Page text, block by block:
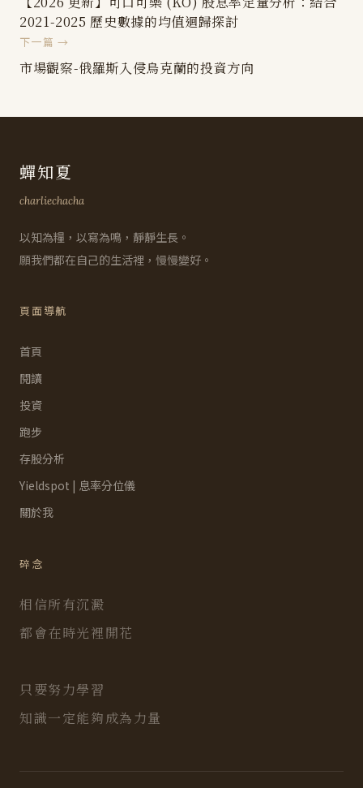
2021-2025 歷史數據的均值迴歸探討
下一篇 →
市場觀察-俄羅斯入侵烏克蘭的投資方向
蟬知夏
charliechacha
以知為糧，以寫為鳴，靜靜生長。
願我們都在自己的生活裡，慢慢變好。
頁面導航
首頁
閱讀
投資
跑步
存股分析
Yieldspot | 息率分位儀
關於我
碎念
相信所有沉澱
都會在時光裡開花
只要努力學習
知識一定能夠成為力量